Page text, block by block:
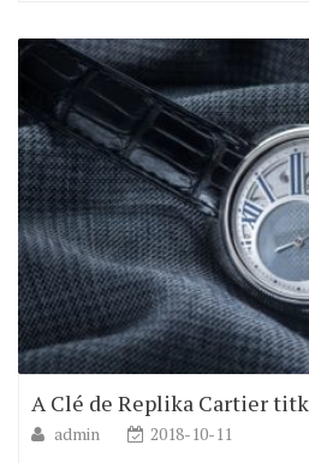
A Clé de Replika Cartier
admin
2018-10-11